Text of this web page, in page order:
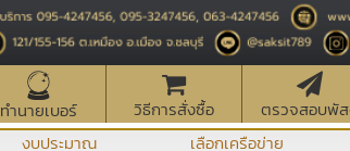
ทำนายเบอร์ วิธีการสั่งซื้อ
ตรวจสอบพั
งบประมาณ เลือกเครือข่าย